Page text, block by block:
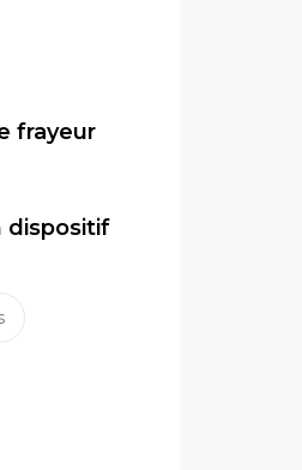
frayeur
dispositif